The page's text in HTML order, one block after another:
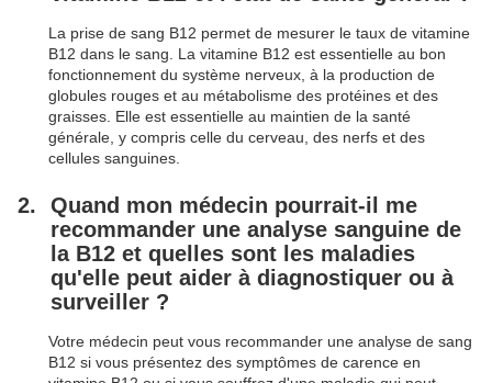
La prise de sang B12 permet de mesurer le taux de vitamine
B12 dans le sang. La vitamine B12 est essentielle au bon
fonctionnement du système nerveux, à la production de
globules rouges et au métabolisme des protéines et des
graisses. Elle est essentielle au maintien de la santé
générale, y compris celle du cerveau, des nerfs et des
cellules sanguines.
Quand mon médecin pourrait-il me
recommander une analyse sanguine de
la B12 et quelles sont les maladies
qu'elle peut aider à diagnostiquer ou à
surveiller ?
Votre médecin peut vous recommander une analyse de sang
B12 si vous présentez des symptômes de carence en